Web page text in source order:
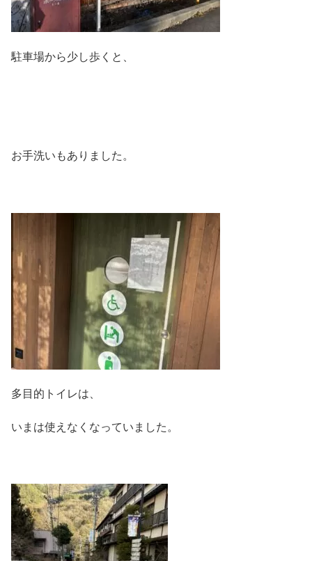
駐車場から少し歩くと、
お手洗いもありました。
多目的トイレは、
いまは使えなくなっていました。